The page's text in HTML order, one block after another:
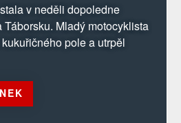
v neděli dopoledne
Mladý motocyklista
pole a utrpěl